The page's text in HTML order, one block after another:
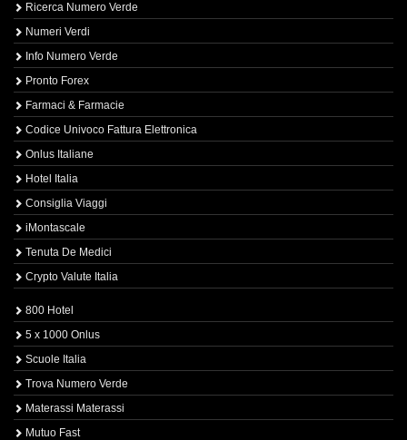
Ricerca Numero Verde
Numeri Verdi
Info Numero Verde
Pronto Forex
Farmaci & Farmacie
Codice Univoco Fattura Elettronica
Onlus Italiane
Hotel Italia
Consiglia Viaggi
iMontascale
Tenuta De Medici
Crypto Valute Italia
800 Hotel
5 x 1000 Onlus
Scuole Italia
Trova Numero Verde
Materassi Materassi
Mutuo Fast